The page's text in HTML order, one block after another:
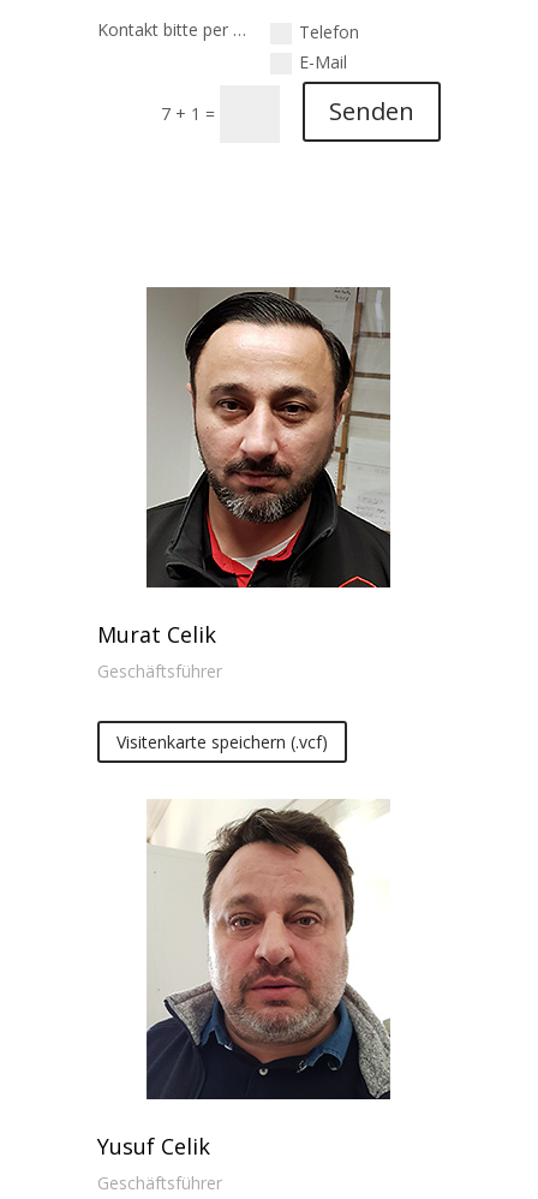
Kontakt bitte per …
Telefon
E-Mail
7 + 1 = Senden
Murat Celik
Geschäftsführer
Visitenkarte speichern (.vcf)
Yusuf Celik
Geschäftsführer